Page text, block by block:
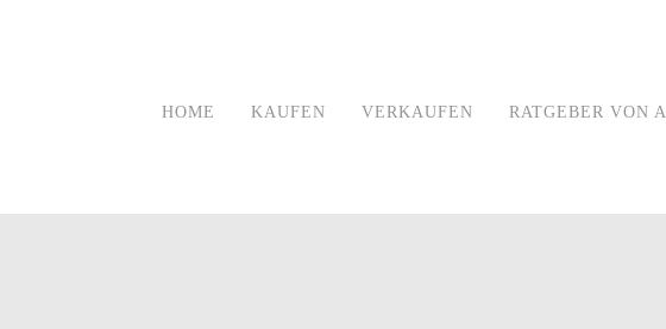
HOME KAUFEN VERKAUFEN RATGEBER VON